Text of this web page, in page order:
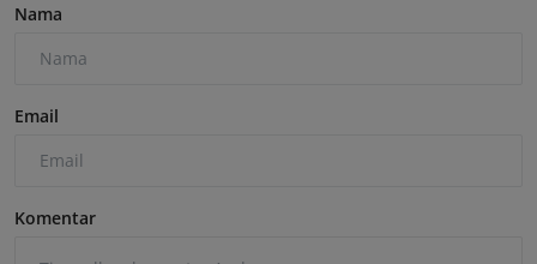
Nama
Email
Komentar